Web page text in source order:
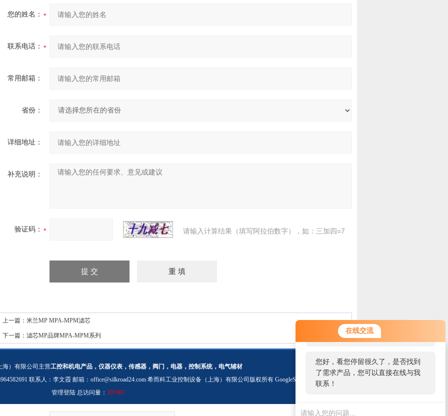
在线交流
您好！欢迎前来咨询，很高兴为您
服务，请问您要咨询什么问题呢？
您好，看您停留很久了，是否找到
了需求产品，您可以直接在线与我
联系！
您的姓名：
联系电话：
常用邮箱：
省份：
详细地址：
补充说明：
验证码： 请输入计算结果（填写阿拉伯数字），如：三加四=7
上一篇： 米兰MP MPA-MPM滤芯
下一篇： 滤芯MP品牌MPA-MPM系列
海）有限公司主营工控和机电产品，仪器仪表，传感器，阀门，电器，控制系统，电气辅材
联系人：李文霞 邮箱： office@silkroad24.com 希而科工业控制设备（上海）有限公司版权所有 GoogleSitemap
管理登陆 总访问量： 307487